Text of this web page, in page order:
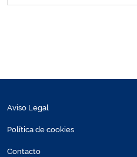
Aviso Legal
Política de cookies
Contacto